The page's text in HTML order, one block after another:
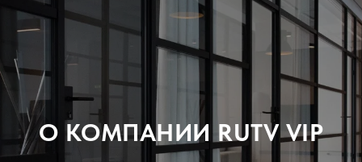
О КОМПАНИИ RUTV VIP